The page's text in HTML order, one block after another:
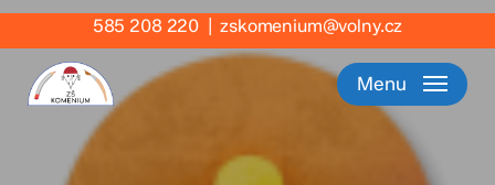
Skip
content
585 208 220 |zskomenium@volny.cz
Menu